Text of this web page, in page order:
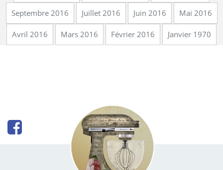
Septembre 2016 Juillet 2016 Juin 2016 Mai 2016
Avril 2016 Mars 2016 Février 2016 Janvier 1970